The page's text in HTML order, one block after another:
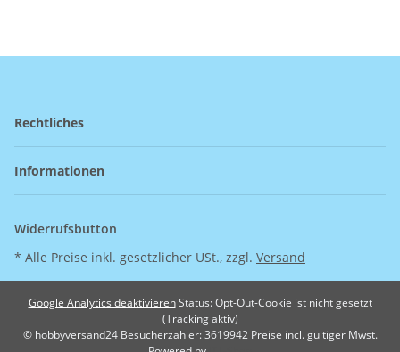
Rechtliches
Informationen
Widerrufsbutton
* Alle Preise inkl. gesetzlicher USt., zzgl. Versand
Google Analytics deaktivieren Status: Opt-Out-Cookie ist nicht gesetzt
(Tracking aktiv)
© hobbyversand24Besucherzähler: 3619942 Preise incl. gültiger Mwst.